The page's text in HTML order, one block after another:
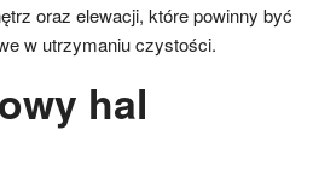
oraz elewacji, które powinny być
w utrzymaniu czystości.
hal